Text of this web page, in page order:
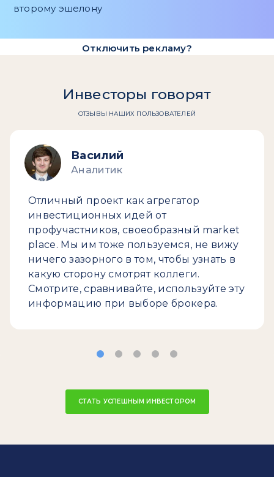
второму эшелону
Отключить рекламу?
Инвесторы говорят
ОТЗЫВЫ НАШИХ ПОЛЬЗОВАТЕЛЕЙ
Василий
Аналитик
Отличный проект как агрегатор
инвестиционных идей от
профучастников, своеобразный market
place. Мы им тоже пользуемся, не вижу
ничего зазорного в том, чтобы узнать в
какую сторону смотрят коллеги.
Смотрите, сравнивайте, используйте эту
информацию при выборе брокера.
СТАТЬ УСПЕШНЫМ ИНВЕСТОРОМ